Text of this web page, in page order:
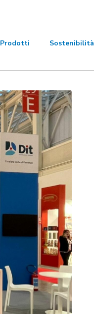
Prodotti Sostenibilità